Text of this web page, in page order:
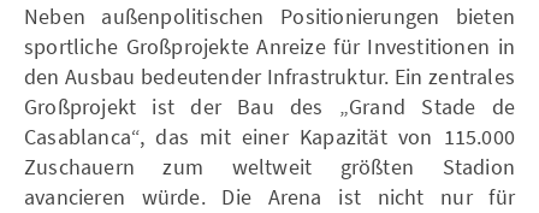
Neben außenpolitischen Positionierungen bieten
sportliche Großprojekte Anreize für Investitionen in
den Ausbau bedeutender Infrastruktur. Ein zentrales
Großprojekt ist der Bau des „Grand Stade de
Casablanca“, das mit einer Kapazität von 115.000
Zuschauern zum weltweit größten Stadion
avancieren würde. Die Arena ist nicht nur für